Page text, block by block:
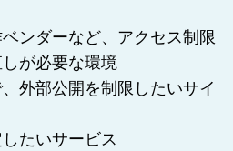
ンダーなど、アクセス制限
が必要な環境
外部公開を制限したいサイ
たいサービス